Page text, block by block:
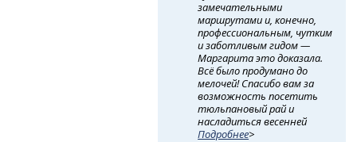
замечательными
маршрутами и, конечно,
профессиональным, чутким
и заботливым гидом —
Маргарита это доказала.
Всё было продумано до
мелочей! Спасибо вам за
возможность посетить
тюльпановый рай и
насладиться весенней
Подробнее>